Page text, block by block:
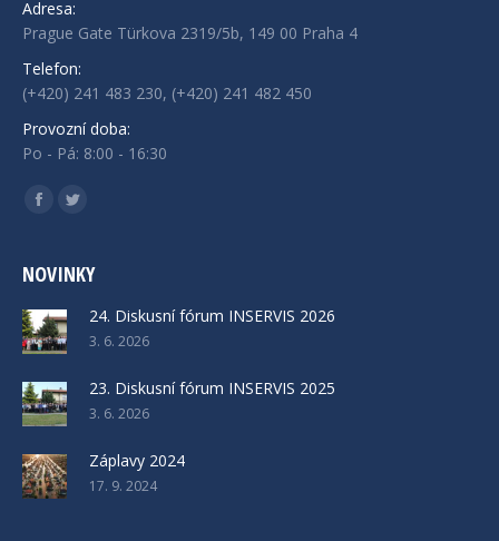
Adresa:
Prague Gate Türkova 2319/5b, 149 00 Praha 4
Telefon:
(+420) 241 483 230, (+420) 241 482 450
Provozní doba:
Po - Pá: 8:00 - 16:30
Find us on:
Facebook
Twitter
NOVINKY
24. Diskusní fórum INSERVIS 2026
3. 6. 2026
23. Diskusní fórum INSERVIS 2025
3. 6. 2026
Záplavy 2024
17. 9. 2024